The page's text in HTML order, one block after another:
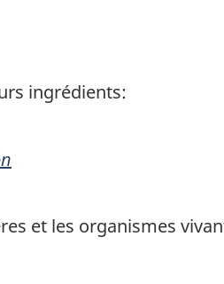
ingrédients:
et les organismes